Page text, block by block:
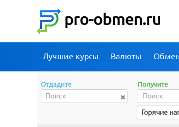
pro-obmen.ru
Лучшие курсы Валюты
Отдадите Получите
Горячие